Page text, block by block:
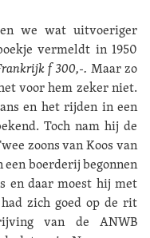
we wat uitvoeriger
vermeldt in 1950
f 300,-. Maar zo
voor hem zeker niet.
en het rijden in een
Toch nam hij de
zoons van Koos van
boerderij begonnen
en daar moest hij met
zich goed op de rit
van de ANWB